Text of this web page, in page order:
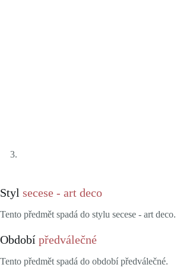
Styl secese - art deco
Tento předmět spadá do stylu secese - art deco.
Období předválečné
Tento předmět spadá do období předválečné.